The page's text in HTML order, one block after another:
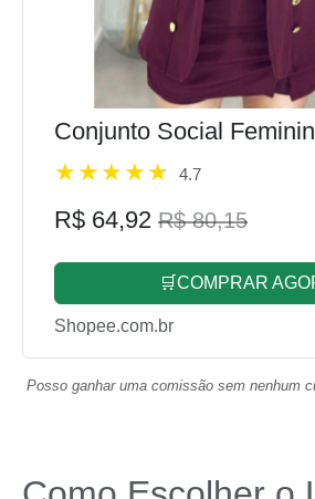
Conjunto Social
4.7
R$ 64,92 R$ 80,15
🛒COMPRAR
Shopee.com.br
Posso ganhar uma comissão sem nenhum